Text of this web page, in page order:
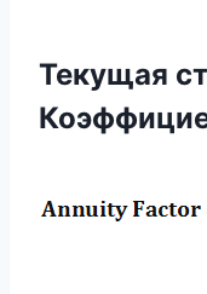
Текущая